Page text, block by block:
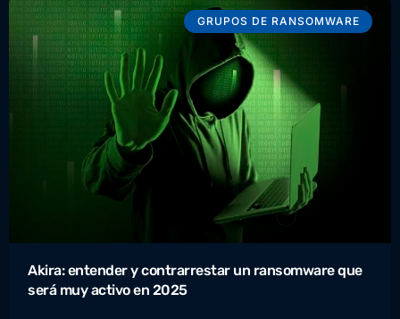
GRUPOS DE RANSOMWARE
Akira: entender y contrarrestar un ransomware que
será muy activo en 2025